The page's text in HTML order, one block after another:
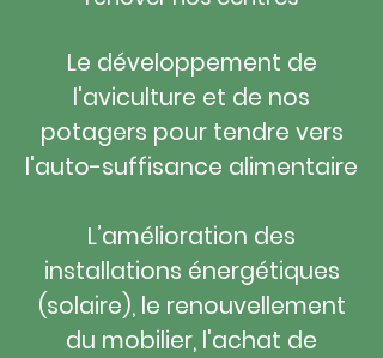
Le développement de
l'aviculture et de nos
potagers pour tendre vers
l'auto-suffisance alimentaire
L’amélioration des
installations énergétiques
(solaire), le renouvellement
du mobilier, l'achat de